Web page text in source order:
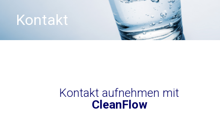
Kontakt
Kontakt aufnehmen mit
CleanFlow